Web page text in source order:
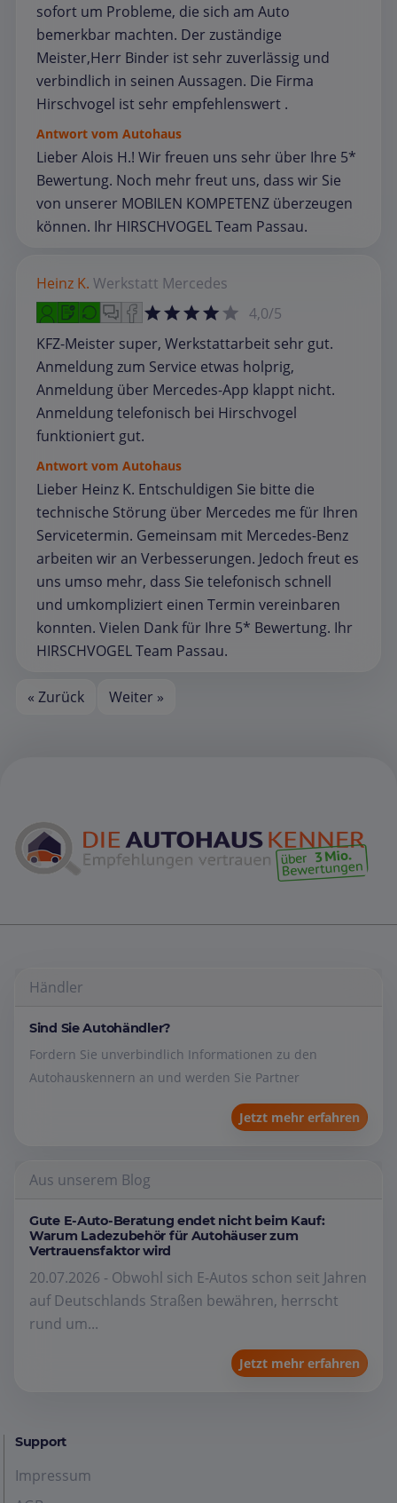
sofort um Probleme, die sich am Auto
bemerkbar machten. Der zuständige
Meister,Herr Binder ist sehr zuverlässig und
verbindlich in seinen Aussagen. Die Firma
Hirschvogel ist sehr empfehlenswert .
Antwort vom Autohaus
Lieber Alois H.! Wir freuen uns sehr über Ihre 5*
Bewertung. Noch mehr freut uns, dass wir Sie
von unserer MOBILEN KOMPETENZ überzeugen
können. Ihr HIRSCHVOGEL Team Passau.
Heinz K. Werkstatt Mercedes
4,0/5
KFZ-Meister super, Werkstattarbeit sehr gut.
Anmeldung zum Service etwas holprig,
Anmeldung über Mercedes-App klappt nicht.
Anmeldung telefonisch bei Hirschvogel
funktioniert gut.
Antwort vom Autohaus
Lieber Heinz K. Entschuldigen Sie bitte die
technische Störung über Mercedes me für Ihren
Servicetermin. Gemeinsam mit Mercedes-Benz
arbeiten wir an Verbesserungen. Jedoch freut es
uns umso mehr, dass Sie telefonisch schnell
und umkompliziert einen Termin vereinbaren
konnten. Vielen Dank für Ihre 5* Bewertung. Ihr
HIRSCHVOGEL Team Passau.
« Zurück Weiter »
Händler
Sind Sie Autohändler?
Fordern Sie unverbindlich Informationen zu den
Autohauskennern an und werden Sie Partner
Jetzt mehr erfahren
Aus unserem Blog
Gute E-Auto-Beratung endet nicht beim Kauf:
Warum Ladezubehör für Autohäuser zum
Vertrauensfaktor wird
20.07.2026 - Obwohl sich E-Autos schon seit Jahren
auf Deutschlands Straßen bewähren, herrscht
rund um...
Jetzt mehr erfahren
Support
Impressum